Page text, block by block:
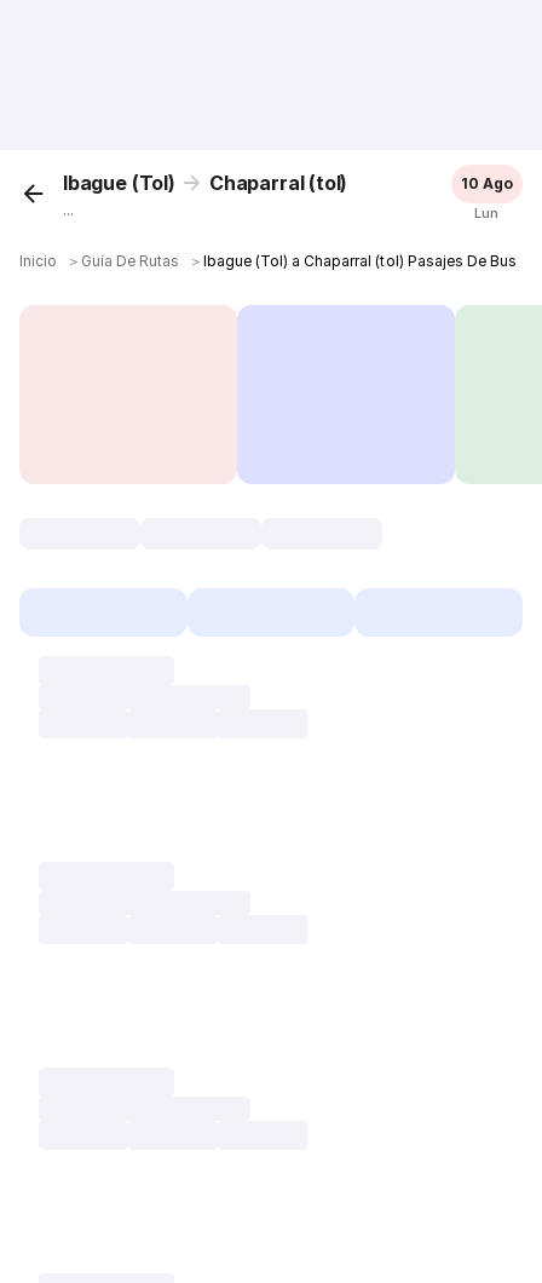
Ibague (Tol) Chaparral (tol)
...
10 Ago
Lun
Inicio ＞ Guía De Rutas ＞Ibague (Tol) a Chaparral (tol) Pasajes De Bus